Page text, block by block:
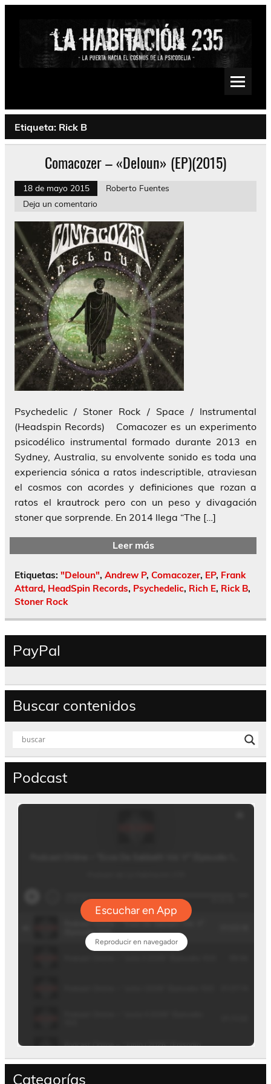
Saltar
Psychedelic, Stoner, Doom, Sludge, Fuzz, Space, Drone
Etiqueta: Rick B
Comacozer – «Deloun» (EP)(2015)
18 de mayo 2015
Roberto Fuentes
Deja un comentario
Psychedelic / Stoner Rock / Space / Instrumental
(Headspin Records) Comacozer es un experimento
psicodélico instrumental formado durante 2013 en
Sydney, Australia, su envolvente sonido es toda una
experiencia sónica a ratos indescriptible, atraviesan
el cosmos con acordes y definiciones que rozan a
ratos el krautrock pero con un peso y divagación
stoner que sorprende. En 2014 llega “The […]
Leer más
Etiquetas: "Deloun", Andrew P, Comacozer, EP, Frank
Attard, HeadSpin Records, Psychedelic, Rich E, Rick B,
Stoner Rock
PayPal
Buscar contenidos
Podcast
Categorías